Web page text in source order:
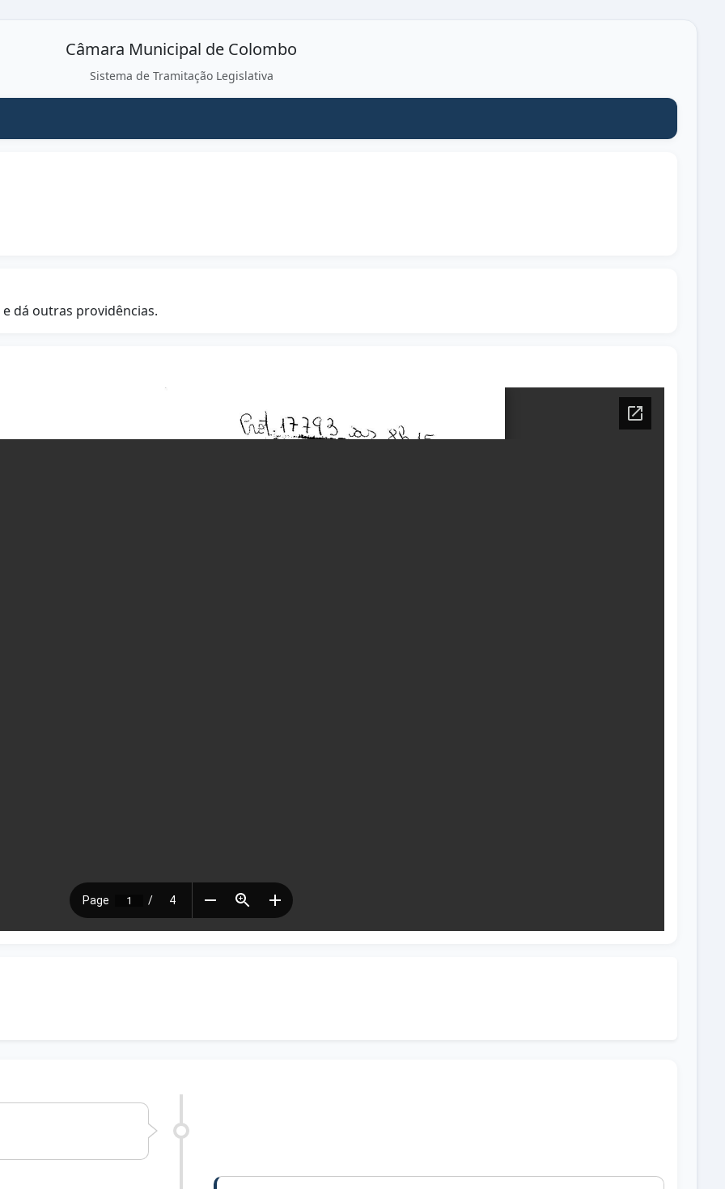
Câmara Municipal de Colombo
Sistema de Tramitação Legislativa
dá outras providências.